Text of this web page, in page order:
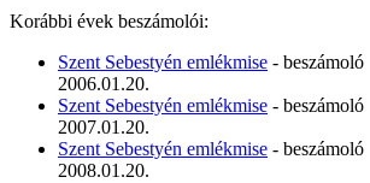
Korábbi évek beszámolói:
Szent Sebestyén emlékmise - beszámoló
2006.01.20.
Szent Sebestyén emlékmise - beszámoló
2007.01.20.
Szent Sebestyén emlékmise - beszámoló
2008.01.20.